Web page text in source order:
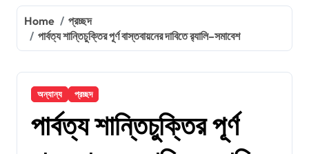
Home
প্রচ্ছদ
পার্বত্য শান্তিচুক্তির পূর্ণ বাস্তবায়নের দাবিতে র‍্যালি–সমাবেশ
অন্যান্য প্রচ্ছদ
পার্বত্য শান্তিচুক্তির পূর্ণ